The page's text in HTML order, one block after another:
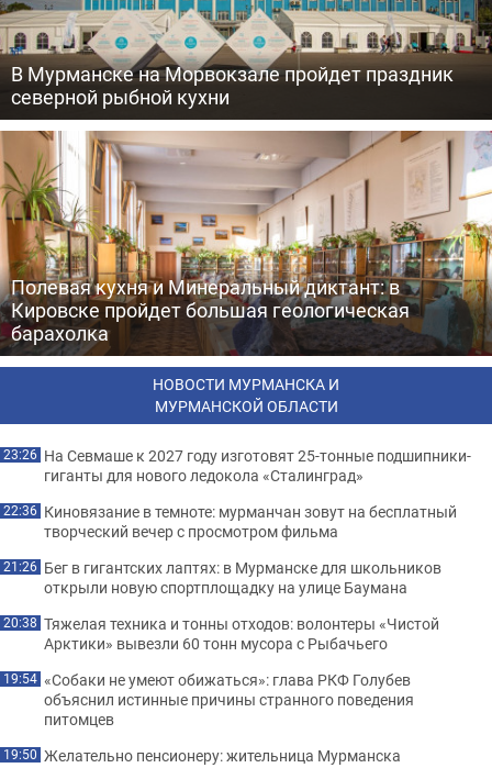
В Мурманске на Морвокзале пройдет праздник
северной рыбной кухни
Полевая кухня и Минеральный диктант: в
Кировске пройдет большая геологическая
барахолка
НОВОСТИ МУРМАНСКА И
МУРМАНСКОЙ ОБЛАСТИ
23:26 На Севмаше к 2027 году изготовят 25-тонные подшипники-
гиганты для нового ледокола «Сталинград»
22:36 Киновязание в темноте: мурманчан зовут на бесплатный
творческий вечер с просмотром фильма
21:26 Бег в гигантских лаптях: в Мурманске для школьников
открыли новую спортплощадку на улице Баумана
20:38 Тяжелая техника и тонны отходов: волонтеры «Чистой
Арктики» вывезли 60 тонн мусора с Рыбачьего
19:54 «Собаки не умеют обижаться»: глава РКФ Голубев
объяснил истинные причины странного поведения
питомцев
19:50 Желательно пенсионеру: жительница Мурманска